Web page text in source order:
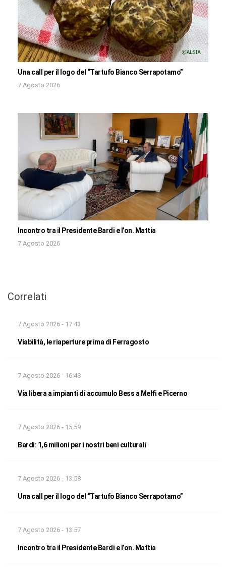
Una call per il logo del “Tartufo Bianco Serrapotamo”
7 Agosto 2026
Incontro tra il Presidente Bardi e l’on. Mattia
7 Agosto 2026
Correlati
7 Agosto 2026 - 17:43
Viabilità, le riaperture prima di Ferragosto
7 Agosto 2026 - 16:48
Via libera a impianti di accumulo Bess a Melfi e Picerno
7 Agosto 2026 - 15:59
Bardi: 1,6 milioni per i nostri beni culturali
7 Agosto 2026 - 13:58
Una call per il logo del “Tartufo Bianco Serrapotamo”
7 Agosto 2026 - 13:57
Incontro tra il Presidente Bardi e l’on. Mattia